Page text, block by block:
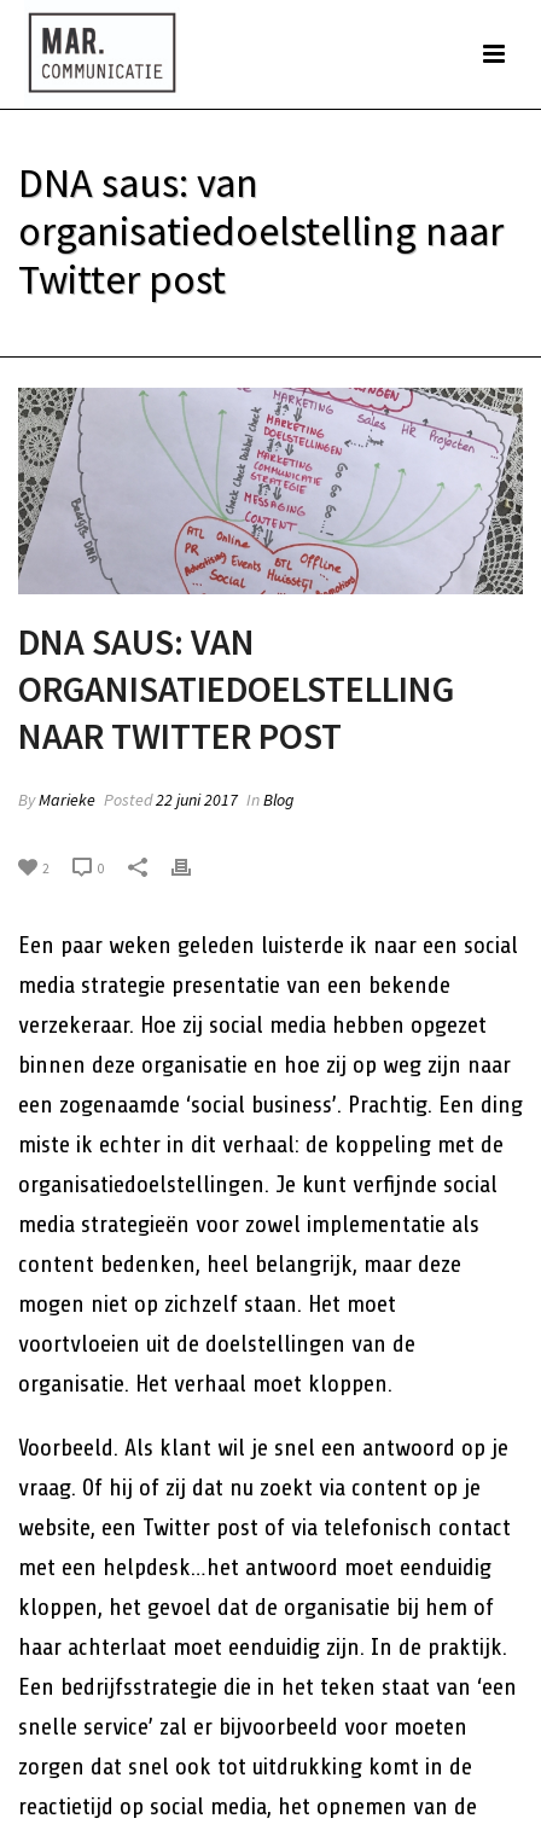
DNA saus: van
organisatiedoelstelling naar
Twitter post
DNA SAUS: VAN
ORGANISATIEDOELSTELLING
NAAR TWITTER POST
ByMarieke Posted22 juni 2017 InBlog
2 0
Een paar weken geleden luisterde ik naar een social
media strategie presentatie van een bekende
verzekeraar. Hoe zij social media hebben opgezet
binnen deze organisatie en hoe zij op weg zijn naar
een zogenaamde ‘social business’. Prachtig. Een ding
miste ik echter in dit verhaal: de koppeling met de
organisatiedoelstellingen. Je kunt verfijnde social
media strategieën voor zowel implementatie als
content bedenken, heel belangrijk, maar deze
mogen niet op zichzelf staan. Het moet
voortvloeien uit de doelstellingen van de
organisatie. Het verhaal moet kloppen.
Voorbeeld. Als klant wil je snel een antwoord op je
vraag. Of hij of zij dat nu zoekt via content op je
website, een Twitter post of via telefonisch contact
met een helpdesk…het antwoord moet eenduidig
kloppen, het gevoel dat de organisatie bij hem of
haar achterlaat moet eenduidig zijn. In de praktijk.
Een bedrijfsstrategie die in het teken staat van ‘een
snelle service’ zal er bijvoorbeeld voor moeten
zorgen dat snel ook tot uitdrukking komt in de
reactietijd op social media, het opnemen van de